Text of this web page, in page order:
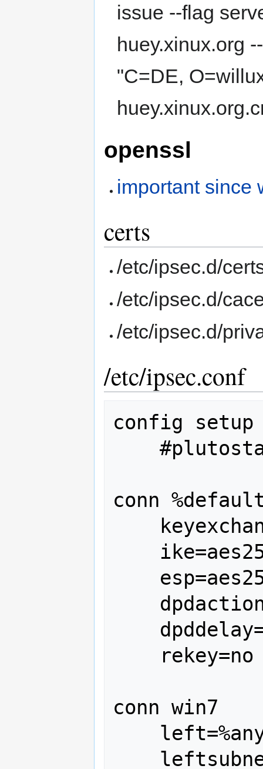
issue --flag
huey.xinux.org
"C=DE,
openssl
important since
certs
/etc/ipsec.d/
/etc/ipsec.d/
/etc/ipsec.d/
/etc/ipsec.conf
config setup
conn
conn win7